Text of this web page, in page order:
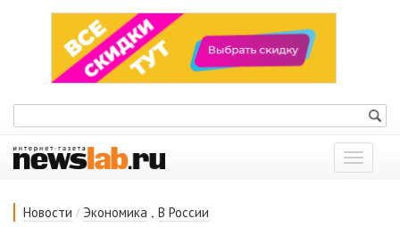
Показать
меню
Новости / Экономика , В России